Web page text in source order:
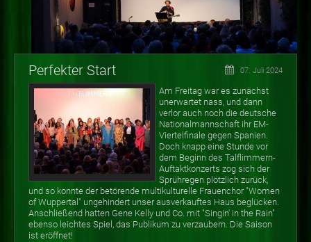
Perfekter Start 07. Juli 2024
Am Freitag war es zunächst
unerwartet nass, und dann
verlor auch noch die deutsche
Nationalmannschaft ihr EM-
Viertelfinale gegen Spanien.
Doch knapp eine Stunde vor
dem Beginn des Talflimmern-
Auftaktkonzerts zog sich der
Sprühregen plötzlich zurück,
und so konnte der betörende multikulturelle Frauenchor "Women
of Wuppertal" ungehindert unser ausverkauftes Haus beglücken.
Anschließend hatten Gene Kelly und Co. mit "Singin' in the Rain"
ebenso leichtes Spiel, das Publikum zu verzaubern. Die Saison
ist eröffnet!